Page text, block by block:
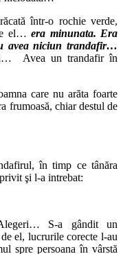
într-o rochie verde,
el… era minunata. Era
avea niciun trandafir…
Avea un trandafir în
care nu arăta foarte
frumoasă, chiar destul de
în timp ce tânăra
şi l-a intrebat:
S-a gândit un
el, lucrurile corecte l-au
spre persoana în vârstă